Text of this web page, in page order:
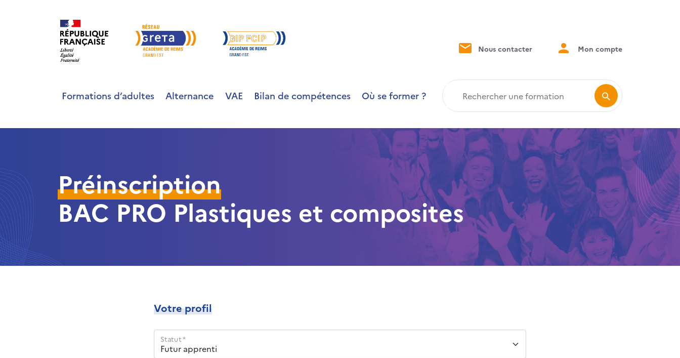
Nous contacter Mon compte
Formations d’adultes Alternance VAE Bilan de compétences Où se former ?
Préinscription
BAC PRO Plastiques et composites
Votre profil
Statut *